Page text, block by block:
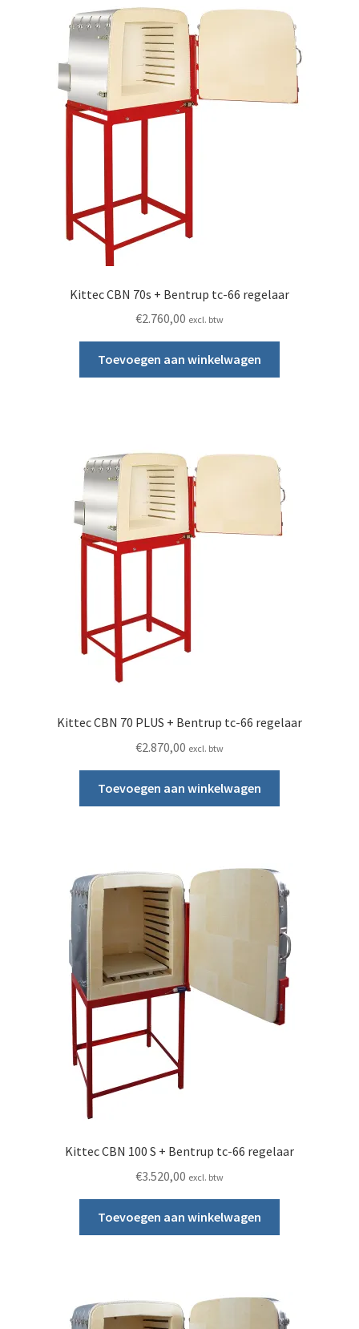
Kittec CBN 70s + Bentrup tc-66 regelaar
€2.760,00 excl. btw
Toevoegen aan winkelwagen
Kittec CBN 70 PLUS + Bentrup tc-66 regelaar
€2.870,00 excl. btw
Toevoegen aan winkelwagen
Kittec CBN 100 S + Bentrup tc-66 regelaar
€3.520,00 excl. btw
Toevoegen aan winkelwagen